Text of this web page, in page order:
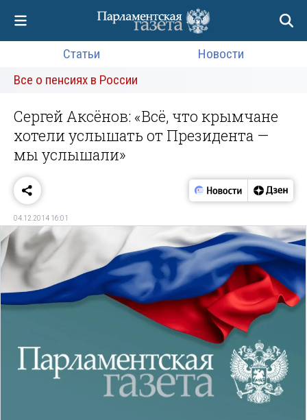
Статьи
Новости
Все о пенсиях в России
Сергей Аксёнов: «Всё, что крымчане
хотели услышать от Президента —
мы услышали»
04.12.2014 16:01